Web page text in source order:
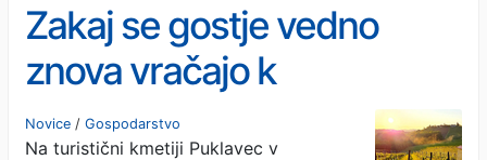
Zakaj se gostje vedno
znova vračajo k
Puklavčevim
Novice / Gospodarstvo
Na turistični kmetiji Puklavec v